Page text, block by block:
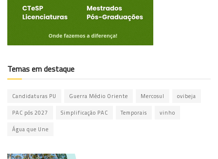
Temas em destaque
Candidaturas PU Guerra Médio Oriente Mercosul ovibeja
PAC pós 2027 Simplificação PAC Temporais vinho
Água que Une